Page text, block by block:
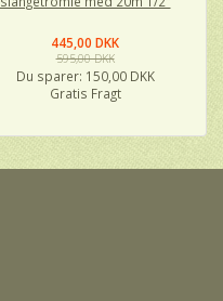
445,00 DKK
595,00 DKK
Du sparer: 150,00 DKK
Gratis Fragt